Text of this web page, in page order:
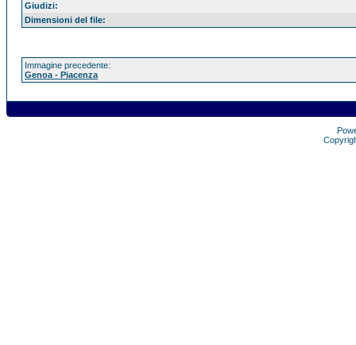
Giudizi:
Dimensioni del file:
Immagine precedente:
Genoa - Piacenza